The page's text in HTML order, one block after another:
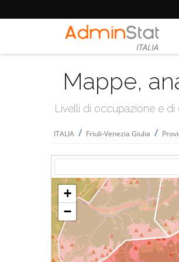
ITALIA
Mappe,
Livelli di occupazione e
ITALIA / Friuli-Venezia Giulia /